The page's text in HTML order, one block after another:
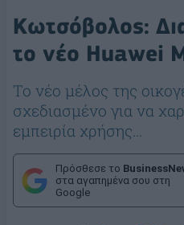
Κωτσόβολος:
το νέο Huawei
Το νέο μέλος της
σχεδιασμένο για να
εμπειρία χρήσης...
Πρόσθεσε το
στα αγαπημένα σου στη
Google